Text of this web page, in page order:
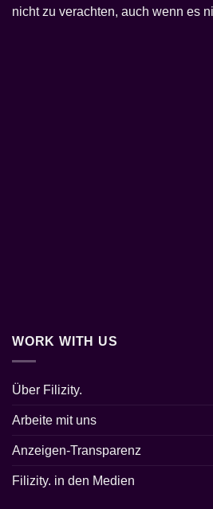
nicht zu verachten, auch wenn es
WORK WITH US
Über Filizity.
Arbeite mit uns
Anzeigen-Transparenz
Filizity. in den Medien